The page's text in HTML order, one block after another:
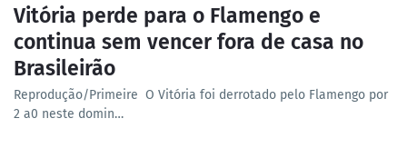
Vitória perde para o Flamengo e
continua sem vencer fora de casa no
Brasileirão
Reprodução/Primeire O Vitória foi derrotado pelo Flamengo por
2 a0 neste domin…